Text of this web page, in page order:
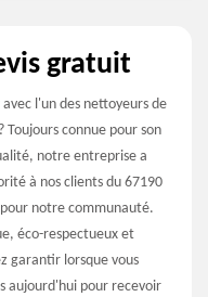
gratuit
avec l'un des nettoyeurs de
Toujours connue pour son
notre entreprise a
à nos clients du 67190
notre communauté.
éco-respectueux et
garantir lorsque vous
aujourd'hui pour recevoir